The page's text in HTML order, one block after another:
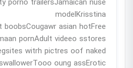
porno trailersJamaican nuse
modelKrisstina
asian hotFree
pornAdult videeo sstores
witrh pictres oof naked
oung assErotic